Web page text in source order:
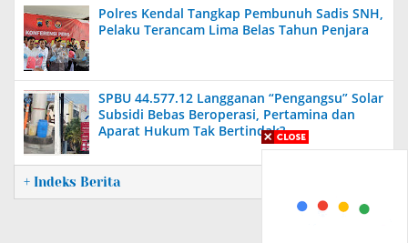
Polres Kendal Tangkap Pembunuh Sadis SNH,
Pelaku Terancam Lima Belas Tahun Penjara
SPBU 44.577.12 Langganan “Pengangsu” Solar
Subsidi Bebas Beroperasi, Pertamina dan
Aparat Hukum Tak Bertindak?
+ Indeks Berita